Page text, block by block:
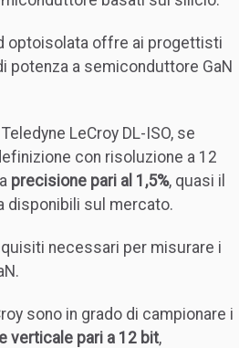
optoisolata offre ai progettisti
potenza a semiconduttore GaN
LeCroy DL-ISO, se
con risoluzione a 12
precisione pari al 1,5%, quasi il
disponibili sul mercato.
necessari per misurare i
sono in grado di campionare i
verticale pari a 12 bit,